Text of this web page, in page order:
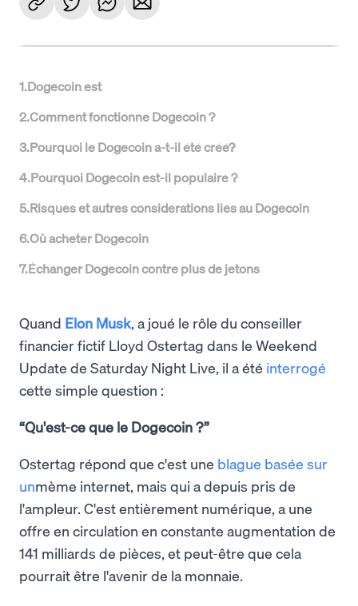
1.Dogecoin est
2.Comment fonctionne Dogecoin ?
3.Pourquoi le Dogecoin a-t-il été créé?
4.Pourquoi Dogecoin est-il populaire ?
5.Risques et autres considérations liés au Dogecoin
6.Où acheter Dogecoin
7.Échanger Dogecoin contre plus de jetons
Quand Elon Musk, a joué le rôle du conseiller
financier fictif Lloyd Ostertag dans le Weekend
Update de Saturday Night Live, il a été interrogé
cette simple question :
“Qu'est-ce que le Dogecoin ?”
Ostertag répond que c'est une blague basée sur
unmème internet, mais qui a depuis pris de
l'ampleur. C'est entièrement numérique, a une
offre en circulation en constante augmentation de
141 milliards de pièces, et peut-être que cela
pourrait être l'avenir de la monnaie.